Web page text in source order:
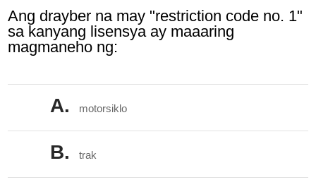
Ang drayber na may "restriction code no. 1"
sa kanyang lisensya ay maaaring
magmaneho ng:
A. motorsiklo
B. trak